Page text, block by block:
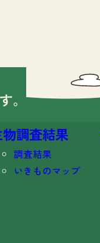
。
調査結果
調査結果
いきものマップ